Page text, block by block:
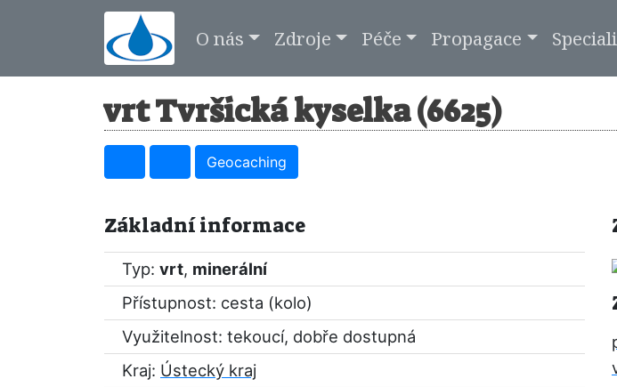
O nás Zdroje Péče Propagace
vrt Tvršická kyselka (6625)
Geocaching
Základní informace
Typ: vrt, minerální
Přístupnost: cesta (kolo)
Využitelnost: tekoucí, dobře dostupná
Kraj: Ústecký kraj